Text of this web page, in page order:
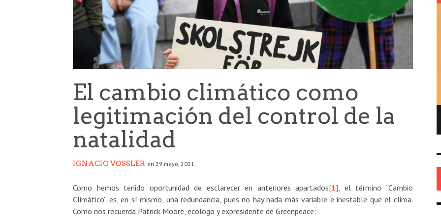
El cambio climático como
legitimación del control de la
natalidad
IGNACIO VOSSLER en 29 mayo, 2021
Como hemos tenido oportunidad de esclarecer en anteriores apartados[1] , el término “Cambio
Climático” es, en sí mismo, una redundancia, pues no hay nada más variable e inestable que el clima.
Como nos recuerda Patrick Moore, ecólogo y expresidente de Greenpeace:
ENRIQUE DE GANDIA – EL FUNDADOR DEL
REPUBLICANISMO EN AMÉRICA